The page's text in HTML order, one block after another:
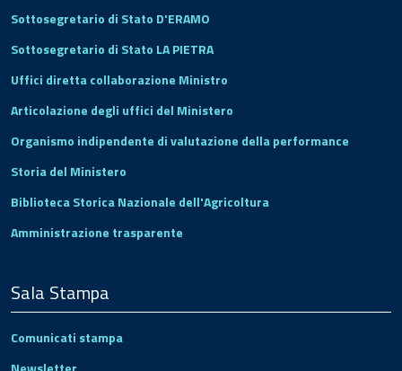
Sottosegretario di Stato D'ERAMO
Sottosegretario di Stato LA PIETRA
Uffici diretta collaborazione Ministro
Articolazione degli uffici del Ministero
Organismo indipendente di valutazione della performance
Storia del Ministero
Biblioteca Storica Nazionale dell'Agricoltura
Amministrazione trasparente
Sala Stampa
Comunicati stampa